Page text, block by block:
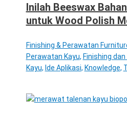
Inilah Beeswax
untuk Wood Polish
Finishing & Perawatan
Perawatan Kayu, Finishing
Kayu, Ide Aplikasi, Knowledge,